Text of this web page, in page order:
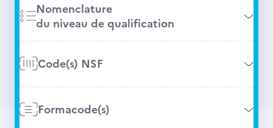
Nomenclature
du niveau de qualification
Code(s) NSF
Formacode(s)